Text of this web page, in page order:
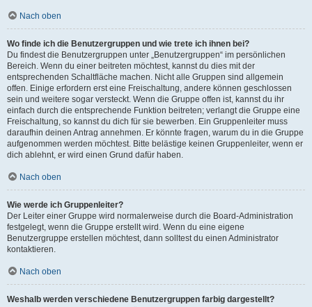
Nach oben
Wo finde ich die Benutzergruppen und wie trete ich ihnen bei?
Du findest die Benutzergruppen unter „Benutzergruppen“ im persönlichen
Bereich. Wenn du einer beitreten möchtest, kannst du dies mit der
entsprechenden Schaltfläche machen. Nicht alle Gruppen sind allgemein
offen. Einige erfordern erst eine Freischaltung, andere können geschlossen
sein und weitere sogar versteckt. Wenn die Gruppe offen ist, kannst du ihr
einfach durch die entsprechende Funktion beitreten; verlangt die Gruppe eine
Freischaltung, so kannst du dich für sie bewerben. Ein Gruppenleiter muss
daraufhin deinen Antrag annehmen. Er könnte fragen, warum du in die Gruppe
aufgenommen werden möchtest. Bitte belästige keinen Gruppenleiter, wenn er
dich ablehnt, er wird einen Grund dafür haben.
Nach oben
Wie werde ich Gruppenleiter?
Der Leiter einer Gruppe wird normalerweise durch die Board-Administration
festgelegt, wenn die Gruppe erstellt wird. Wenn du eine eigene
Benutzergruppe erstellen möchtest, dann solltest du einen Administrator
kontaktieren.
Nach oben
Weshalb werden verschiedene Benutzergruppen farbig dargestellt?